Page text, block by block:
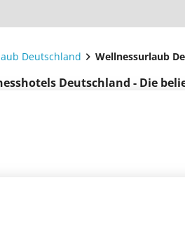
Deutschland Wellnessurlaub
Deutschland - Die